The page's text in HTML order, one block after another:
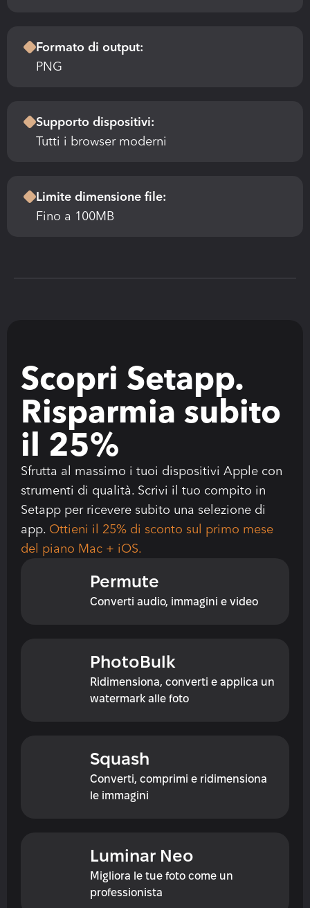
Formato di output:
PNG
Supporto dispositivi:
Tutti i browser moderni
Limite dimensione file:
Fino a 100MB
Scopri Setapp.
Risparmia subito
il 25%
Sfrutta al massimo i tuoi dispositivi Apple con
strumenti di qualità. Scrivi il tuo compito in
Setapp per ricevere subito una selezione di
app. Ottieni il 25% di sconto sul primo mese
del piano Mac + iOS.
Permute
Converti audio, immagini e video
PhotoBulk
Ridimensiona, converti e applica un
watermark alle foto
Squash
Converti, comprimi e ridimensiona
le immagini
Luminar Neo
Migliora le tue foto come un
professionista